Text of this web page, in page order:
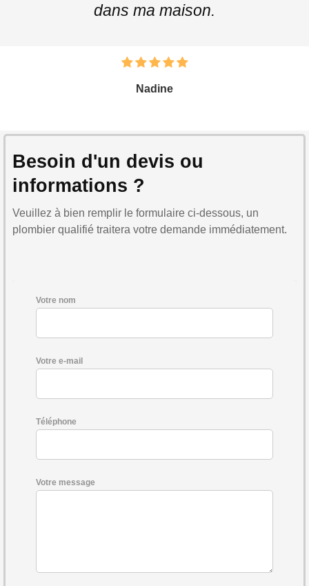
dans ma maison.
Nadine
Besoin d'un devis ou
informations ?
Veuillez à bien remplir le formulaire ci-dessous, un
plombier qualifié traitera votre demande immédiatement.
Votre nom
Votre e-mail
Téléphone
Votre message